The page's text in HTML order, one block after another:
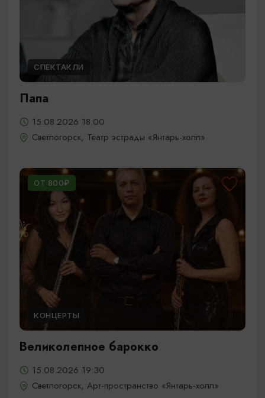
СПЕКТАКЛИ
Папа
15.08.2026 18:00
Светлогорск, Театр эстрады «Янтарь-холл»
ОТ 800₽
КОНЦЕРТЫ
Великолепное барокко
15.08.2026 19:30
Светлогорск, Арт-пространство «Янтарь-холл»